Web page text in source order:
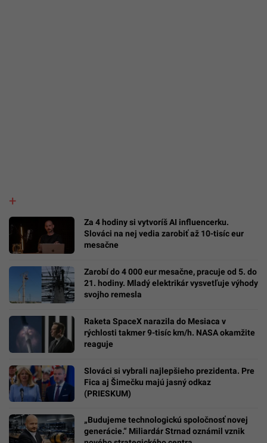
Za 4 hodiny si vytvoríš AI influencerku.
Slováci na nej vedia zarobiť až 10-tisíc eur
mesačne
Zarobí do 4 000 eur mesačne, pracuje od 5. do
21. hodiny. Mladý elektrikár vysvetľuje výhody
svojho remesla
Raketa SpaceX narazila do Mesiaca v
rýchlosti takmer 9-tisíc km/h. NASA okamžite
reaguje
Slováci si vybrali najlepšieho prezidenta. Pre
Fica aj Šimečku majú jasný odkaz
(PRIESKUM)
„Budujeme technologickú spoločnosť novej
generácie.“ Miliardár Strnad oznámil vznik